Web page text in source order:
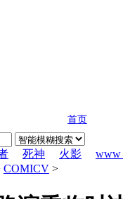
首页
死神 火影 www
COMICV >